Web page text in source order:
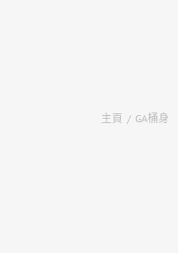
主頁 / GA桶身